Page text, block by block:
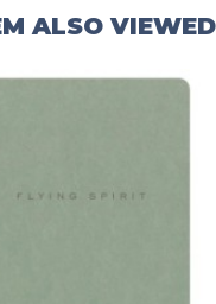
ALSO VIEWED